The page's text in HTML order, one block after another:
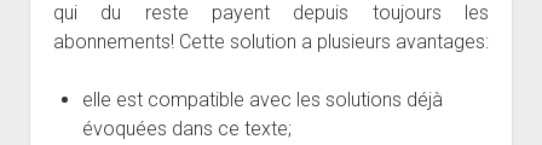
qui du reste payent depuis toujours les
abonnements! Cette solution a plusieurs avantages:
elle est compatible avec les solutions déjà
évoquées dans ce texte;